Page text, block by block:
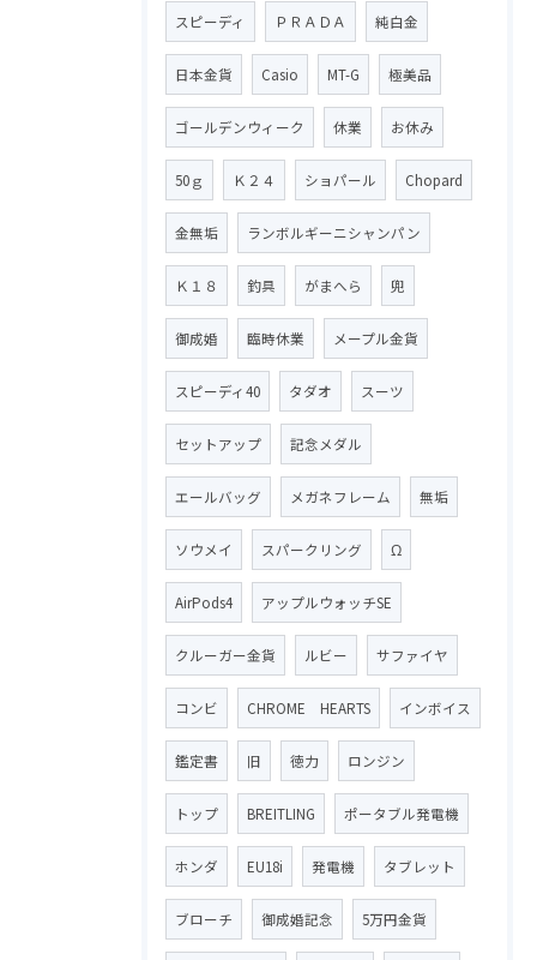
スピーディ ＰＲＡＤＡ 純白金
日本金貨 Casio MT-G 極美品
ゴールデンウィーク 休業 お休み
50ｇ Ｋ２４ ショパール Chopard
金無垢 ランボルギーニシャンパン
Ｋ１８ 釣具 がまへら 兜
御成婚 臨時休業 メープル金貨
スピーディ40 タダオ スーツ
セットアップ 記念メダル
エールバッグ メガネフレーム 無垢
ソウメイ スパークリング Ω
AirPods4 アップルウォッチSE
クルーガー金貨 ルビー サファイヤ
コンビ CHROME HEARTS インボイス
鑑定書 旧 徳力 ロンジン
トップ BREITLING ポータブル発電機
ホンダ EU18i 発電機 タブレット
ブローチ 御成婚記念 5万円金貨